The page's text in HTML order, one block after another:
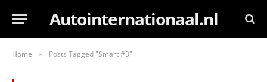
Autointernationaal.nl
Home » Posts Tagged "Smart #3"